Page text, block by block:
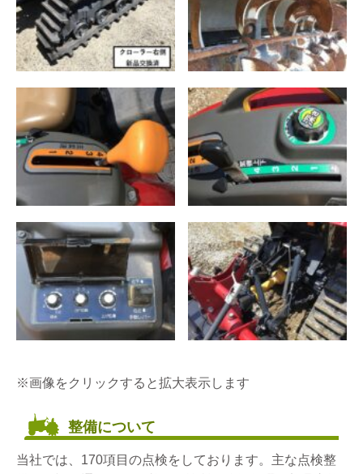
※画像をクリックすると拡大表示します
整備について
当社では、170項目の点検をしております。主な点検整